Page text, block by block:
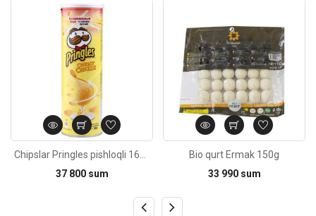
37 800 sum
Bio qurt Ermak 150g
33 990 sum